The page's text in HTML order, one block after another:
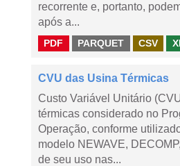
recorrente e, portanto,
após a...
PDF PARQUET CSV
CVU das Usina Térmicas
Custo Variável Unitário
térmicas considerado no
Operação, conforme
modelo NEWAVE,
de seu uso nas...